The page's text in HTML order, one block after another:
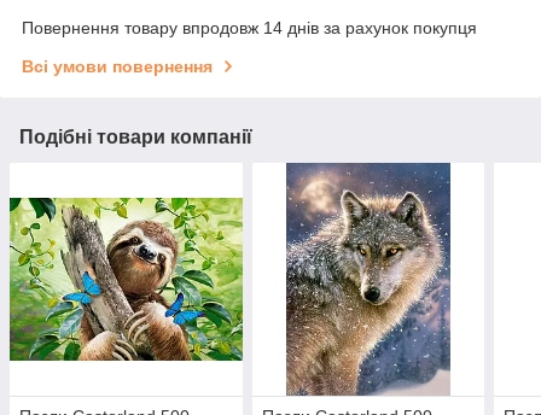
Повернення товару впродовж 14 днів за рахунок покупця
Всі умови повернення
Подібні товари компанії